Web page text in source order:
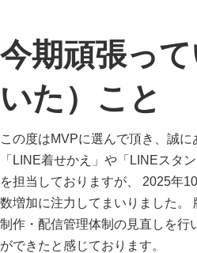
今期頑張っ
いた）こと
この度はMVPに選んで頂き、誠
「LINE着せかえ」や「LINEスタ
を担当しておりますが、 2025年
数増加に注力してまいりました。
制作・配信管理体制の見直しを行
ができたと感じております。